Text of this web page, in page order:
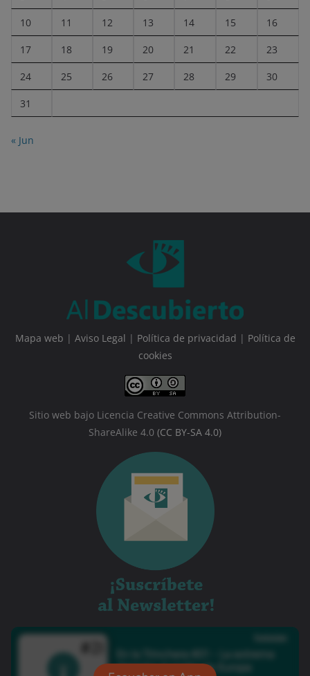
10 11 12 13 14 15 16
17 18 19 20 21 22 23
24 25 26 27 28 29 30
31
« Jun
Mapa web | Aviso Legal | Política de privacidad | Política de
cookies
Sitio web bajo Licencia Creative Commons Attribution-
ShareAlike 4.0 (CC BY-SA 4.0)